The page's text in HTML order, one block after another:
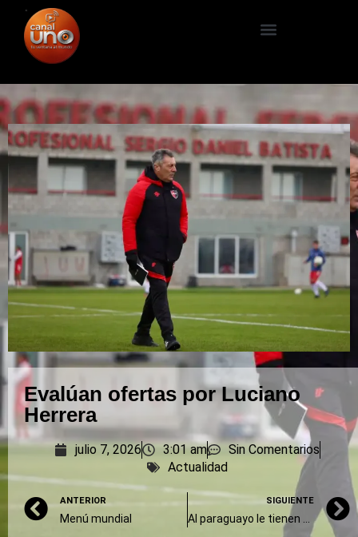
Evalúan ofertas por Luciano
Herrera
julio 7, 2026 3:01 am
Sin Comentarios
Actualidad
ANTERIOR
Menú mundial
SIGUIENTE
Al paraguayo le tienen que encontrar reemplazo